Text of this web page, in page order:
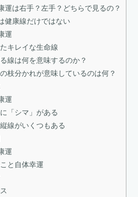
運は右手？左手？どちらで見るの？
健康線だけではない
運
キレイな生命線
線は何を意味するのか？
枝分かれが意味しているのは何？
運
「シマ」がある
線がいくつもある
運
と自体幸運